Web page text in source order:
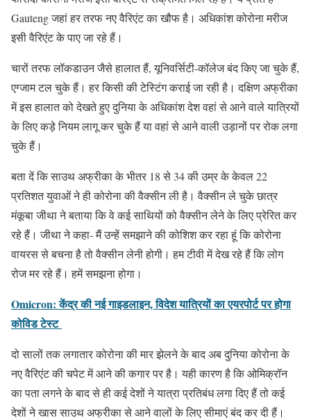
Gauteng जहां हर तरफ नए वैरिएंट का खौफ है। अधिकांश कोरोना मरीज
इसी वैरिएंट के पाए जा रहे हैं।
चारों तरफ लॉकडाउन जैसे हालात हैं, यूनिवर्सिटी-कॉलेज बंद किए जा चुके हैं,
एग्जाम टल चुके हैं। हर किसी की टेस्टिंग कराई जा रही है। दक्षिण अफ्रीका
में इस हालात को देखते हुए दुनिया के अधिकांश देश वहां से आने वाले यात्रियों
के लिए कड़े नियम लागू कर चुके हैं या वहां से आने वाली उड़ानों पर रोक लगा
चुके हैं।
बता दें कि साउथ अफ्रीका के भीतर 18 से 34 की उम्र के केवल 22
प्रतिशत युवाओं ने ही कोरोना की वैक्सीन ली है। वैक्सीन ले चुके छात्र
मंकूबा जीथा ने बताया कि वे कई साथियों को वैक्सीन लेने के लिए प्रेरित कर
रहे हैं। जीथा ने कहा- मैं उन्हें समझाने की कोशिश कर रहा हूं कि कोरोना
वायरस से बचना है तो वैक्सीन लेनी होगी। हम टीवी में देख रहे हैं कि लोग
रोज मर रहे हैं। हमें समझना होगा।
Omicron: केंद्र की नई गाइडलाइन, विदेश यात्रियों का एयरपोर्ट पर होगा
कोविड टेस्ट
दो सालों तक लगातार कोरोना की मार झेलने के बाद अब दुनिया कोरोना के
नए वैरिएंट की चपेट में आने की कगार पर है। यही कारण है कि ओमिक्रॉन
का पता लगने के बाद से ही कई देशों ने यात्रा प्रतिबंध लगा दिए हैं तो कई
देशों ने खास साउथ अफ्रीका से आने वालों के लिए सीमाएं बंद कर दी हैं।